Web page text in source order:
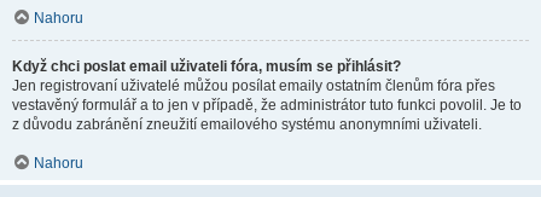
Nahoru
Když chci poslat email uživateli fóra, musím se přihlásit?
Jen registrovaní uživatelé můžou posílat emaily ostatním členům fóra přes
vestavěný formulář a to jen v případě, že administrátor tuto funkci povolil. Je to
z důvodu zabránění zneužití emailového systému anonymními uživateli.
Nahoru